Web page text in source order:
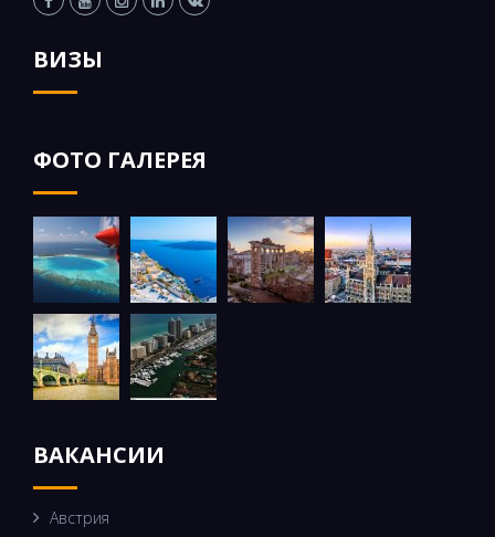
ВИЗЫ
ФОТО ГАЛЕРЕЯ
ВАКАНСИИ
Австрия